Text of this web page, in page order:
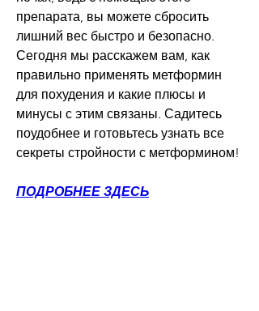
препарата, вы можете сбросить
лишний вес быстро и безопасно.
Сегодня мы расскажем вам, как
правильно применять метформин
для похудения и какие плюсы и
минусы с этим связаны. Садитесь
поудобнее и готовьтесь узнать все
секреты стройности с метформином!
ПОДРОБНЕЕ ЗДЕСЬ